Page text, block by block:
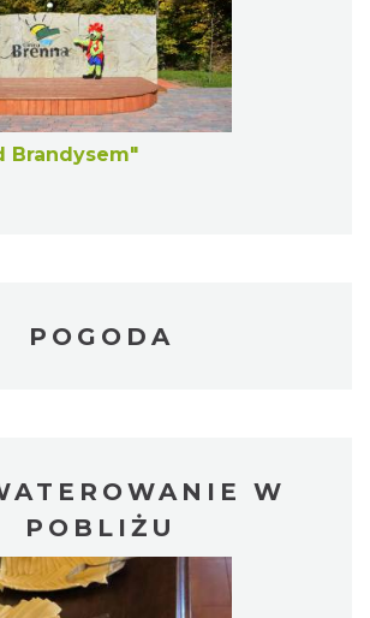
Brandysem"
POGODA
W
POBLIŻU